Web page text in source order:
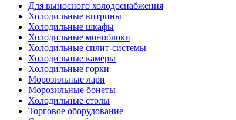
Для выносного холодоснабжения
Холодильные витрины
Холодильные шкафы
Холодильные моноблоки
Холодильные сплит-системы
Холодильные камеры
Холодильные горки
Морозильные лари
Морозильные бонеты
Холодильные столы
Торговое оборудование